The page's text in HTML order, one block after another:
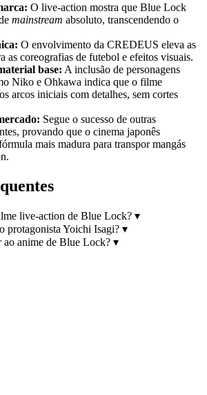
O live-action mostra que Blue Lock
mainstream absoluto, transcendendo o
O envolvimento da CREDEUS eleva as
as coreografias de futebol e efeitos visuais.
base: A inclusão de personagens
Niko e Ohkawa indica que o filme
arcos iniciais com detalhes, sem cortes
Segue o sucesso de outras
provando que o cinema japonês
mais madura para transpor mangás
live-action de Blue Lock? ▾
protagonista Yoichi Isagi? ▾
ao anime de Blue Lock? ▾